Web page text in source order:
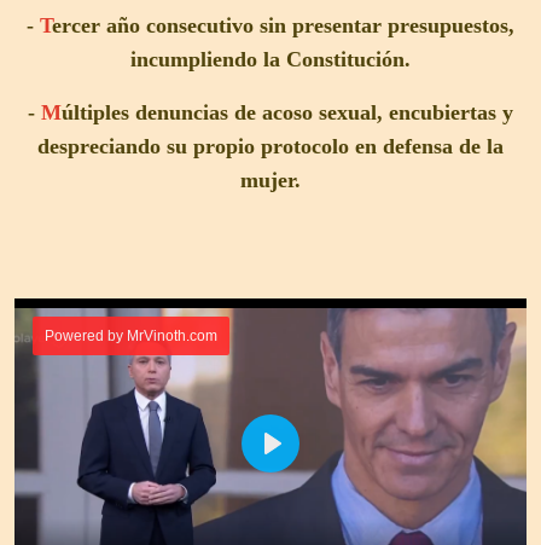
- Tercer año consecutivo sin presentar presupuestos,
incumpliendo la Constitución.
- Múltiples denuncias de acoso sexual, encubiertas y
despreciando su propio protocolo en defensa de la
mujer.